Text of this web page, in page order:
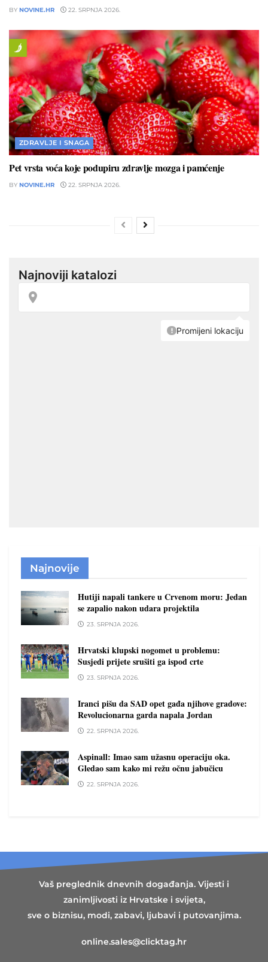
BY NOVINE.HR 22. SRPNJA 2026.
ZDRAVLJE I SNAGA
Pet vrsta voća koje podupiru zdravlje mozga i pamćenje
BY NOVINE.HR 22. SRPNJA 2026.
Najnovije
Hutiji napali tankere u Crvenom moru: Jedan
se zapalio nakon udara projektila
23. SRPNJA 2026.
Hrvatski klupski nogomet u problemu:
Susjedi prijete srušiti ga ispod crte
23. SRPNJA 2026.
Iranci pišu da SAD opet gađa njihove gradove:
Revolucionarna garda napala Jordan
22. SRPNJA 2026.
Aspinall: Imao sam užasnu operaciju oka.
Gledao sam kako mi režu očnu jabučicu
22. SRPNJA 2026.
Vaš preglednik dnevnih događanja. Vijesti i
zanimljivosti iz Hrvatske i svijeta,
sve o biznisu, modi, zabavi, ljubavi i putovanjima.
online.sales@clicktag.hr